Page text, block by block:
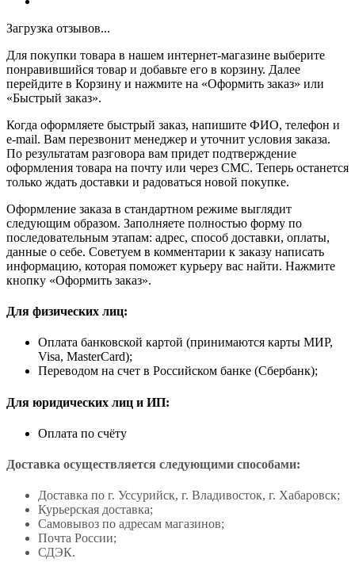
Загрузка отзывов...
Для покупки товара в нашем интернет-магазине выберите
понравившийся товар и добавьте его в корзину. Далее
перейдите в Корзину и нажмите на «Оформить заказ» или
«Быстрый заказ».
Когда оформляете быстрый заказ, напишите ФИО, телефон и
e-mail. Вам перезвонит менеджер и уточнит условия заказа.
По результатам разговора вам придет подтверждение
оформления товара на почту или через СМС. Теперь останется
только ждать доставки и радоваться новой покупке.
Оформление заказа в стандартном режиме выглядит
следующим образом. Заполняете полностью форму по
последовательным этапам: адрес, способ доставки, оплаты,
данные о себе. Советуем в комментарии к заказу написать
информацию, которая поможет курьеру вас найти. Нажмите
кнопку «Оформить заказ».
Для физических лиц:
Оплата банковской картой (принимаются карты МИР,
Visa, MasterCard);
Переводом на счет в Российском банке (Сбербанк);
Для юридических лиц и ИП:
Оплата по счёту
Доставка осуществляется следующими способами:
Доставка по г. Уссурийск, г. Владивосток, г. Хабаровск;
Курьерская доставка;
Самовывоз по адресам магазинов;
Почта России;
СДЭК.